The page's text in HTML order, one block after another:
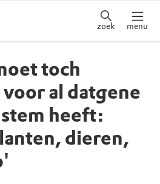
zoek menu
toch
al datgene
heeft:
dieren,